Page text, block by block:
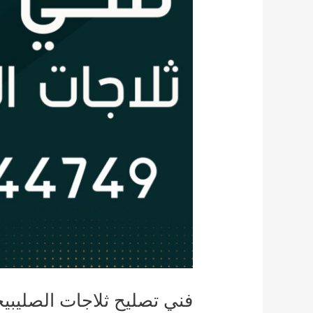
فني تصليح ثلاجات